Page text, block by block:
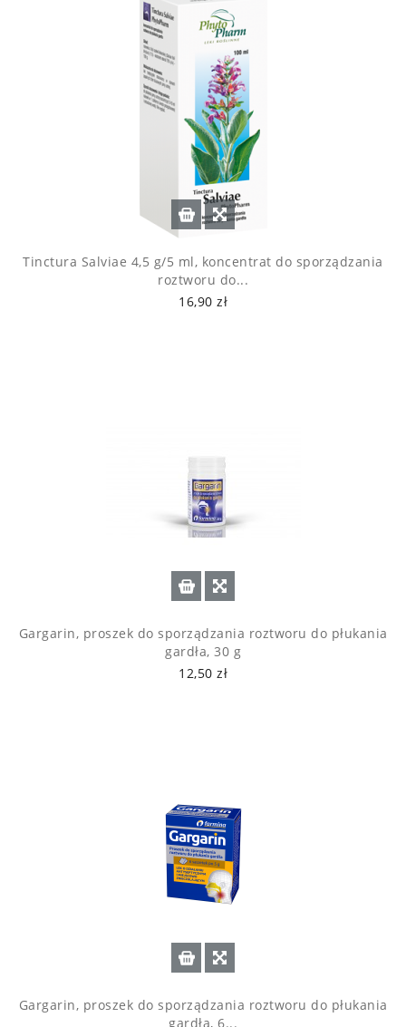
Tinctura Salviae 4,5 g/5 ml, koncentrat do sporządzania
roztworu do...
16,90 zł
Gargarin, proszek do sporządzania roztworu do płukania
gardła, 30 g
12,50 zł
Gargarin, proszek do sporządzania roztworu do płukania
gardła, 6...